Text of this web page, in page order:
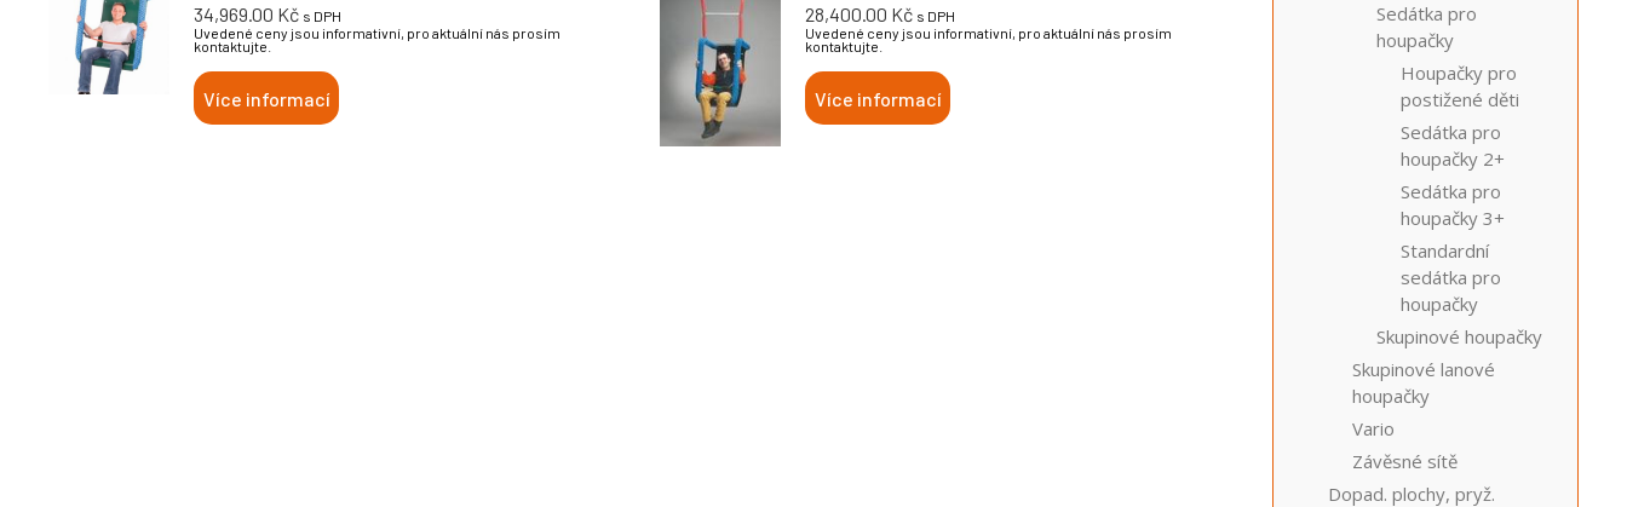
34,969.00 Kč s DPH
Uvedené ceny jsou informativní, pro aktuální nás prosím
kontaktujte.
Více informací
28,400.00 Kč s DPH
Uvedené ceny jsou informativní, pro aktuální nás prosím
kontaktujte.
Více informací
Sedátka pro
houpačky
Houpačky pro
postižené děti
Sedátka pro
houpačky 2+
Sedátka pro
houpačky 3+
Standardní
sedátka pro
houpačky
Skupinové houpačky
Skupinové lanové
houpačky
Vario
Závěsné sítě
Dopad. plochy, pryž.